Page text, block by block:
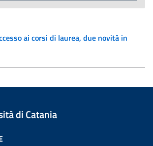
ai corsi di laurea, due novità in
di Catania